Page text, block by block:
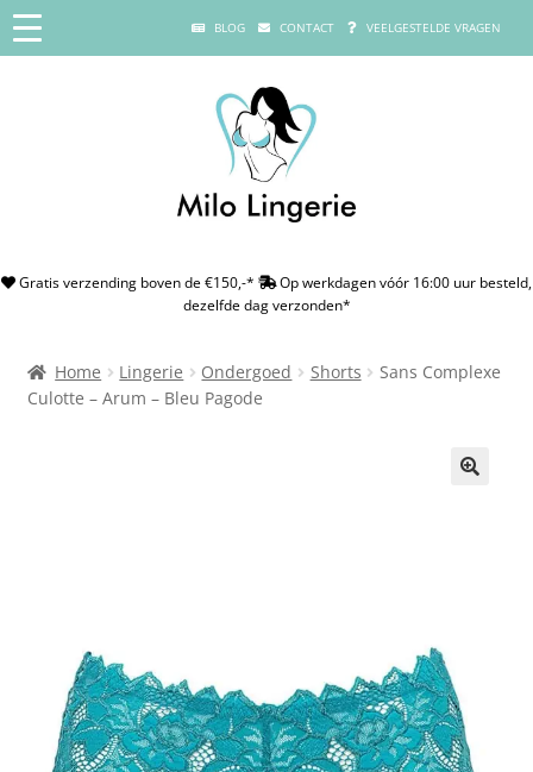
BLOG CONTACT VEELGESTELDE VRAGEN
Gratis verzending boven de €150,-*
Op werkdagen vóór 16:00 uur besteld,
dezelfde dag verzonden*
Home Lingerie Ondergoed Shorts
Sans Complexe
Culotte – Arum – Bleu Pagode